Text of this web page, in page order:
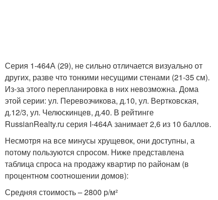
Серия 1-464А (29), не сильно отличается визуально от
других, разве что тонкими несущими стенами (21-35 см).
Из-за этого перепланировка в них невозможна. Дома
этой серии: ул. Перевозчикова, д.10, ул. Вертковская,
д.12/3, ул. Челюскинцев, д.40. В рейтинге
RussianRealty.ru серия I-464А занимает 2,6 из 10 баллов.
Несмотря на все минусы хрущевок, они доступны, а
потому пользуются спросом. Ниже представлена
таблица спроса на продажу квартир по районам (в
процентном соотношении домов):
Средняя стоимость – 2800 р/м²